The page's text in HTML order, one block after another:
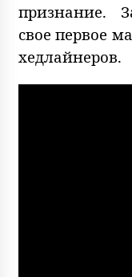
признание.
свое первое
хедлайнеров.